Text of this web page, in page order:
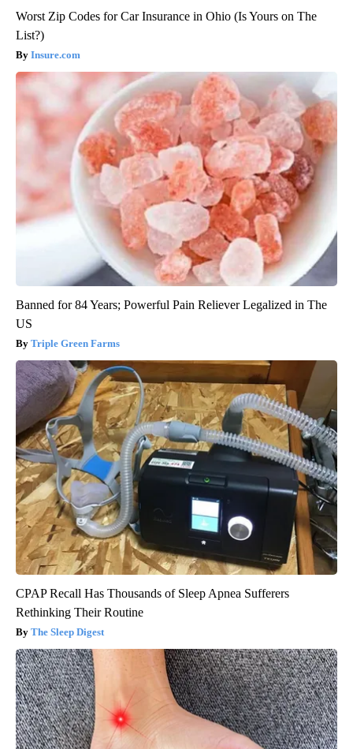
Worst Zip Codes for Car Insurance in Ohio (Is Yours on The
List?)
Insure.com
Banned for 84 Years; Powerful Pain Reliever Legalized in The
US
Triple Green Farms
CPAP Recall Has Thousands of Sleep Apnea Sufferers
Rethinking Their Routine
The Sleep Digest